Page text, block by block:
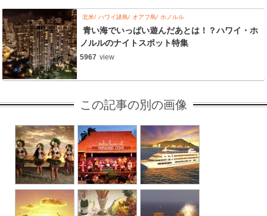
北米 ハワイ諸島 オアフ島 ホノルル
青い海でいっぱい遊んだあとは！？ハワイ・ホ
ノルルのナイトスポット特集
5967 view
この記事の別の画像